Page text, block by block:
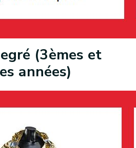
(3èmes et
années)